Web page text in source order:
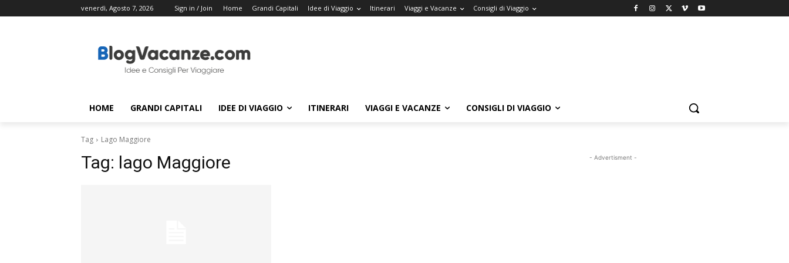
venerdì, Agosto 7, 2026 Sign in / Join Home Grandi Capitali Idee di Viaggio Itinerari Viaggi e Vacanze Consigli di Viaggio
HOME GRANDI CAPITALI IDEE DI VIAGGIO ITINERARI VIAGGI E VACANZE CONSIGLI DI VIAGGIO
Tag Lago Maggiore
Tag: lago Maggiore - Advertisment -